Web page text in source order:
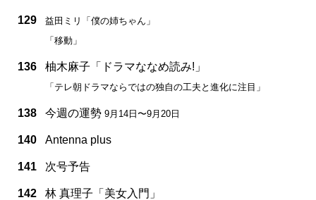
129
益田ミリ「僕の姉ちゃん」
「移動」
136 柚木麻子「ドラマななめ読み!」
「テレ朝ドラマならではの独自の工夫と進化に注目」
138 今週の運勢 9月14日〜9月20日
140 Antenna plus
141 次号予告
142 林 真理子「美女入門」